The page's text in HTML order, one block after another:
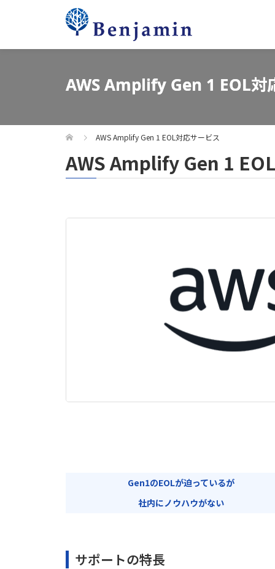
AWS Amplify Gen 1 EOL対
AWS Amplify Gen 1 EOL対応サービス
AWS Amplify Gen 1
Gen1のEOLが迫っているが
社内にノウハウがない
サポートの特長